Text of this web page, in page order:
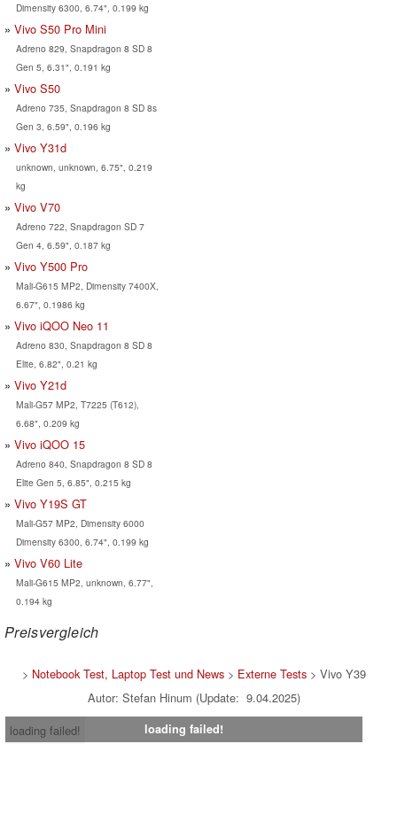
Dimensity 6300, 6.74", 0.199 kg
Vivo S50 Pro Mini
Adreno 829, Snapdragon 8 SD 8
Gen 5, 6.31", 0.191 kg
Vivo S50
Adreno 735, Snapdragon 8 SD 8s
Gen 3, 6.59", 0.196 kg
Vivo Y31d
unknown, unknown, 6.75", 0.219
kg
Vivo V70
Adreno 722, Snapdragon SD 7
Gen 4, 6.59", 0.187 kg
Vivo Y500 Pro
Mali-G615 MP2, Dimensity 7400X,
6.67", 0.1986 kg
Vivo iQOO Neo 11
Adreno 830, Snapdragon 8 SD 8
Elite, 6.82", 0.21 kg
Vivo Y21d
Mali-G57 MP2, T7225 (T612),
6.68", 0.209 kg
Vivo iQOO 15
Adreno 840, Snapdragon 8 SD 8
Elite Gen 5, 6.85", 0.215 kg
Vivo Y19S GT
Mali-G57 MP2, Dimensity 6000
Dimensity 6300, 6.74", 0.199 kg
Vivo V60 Lite
Mali-G615 MP2, unknown, 6.77",
0.194 kg
Preisvergleich
> Notebook Test, Laptop Test und News > Externe Tests > Vivo Y39
Autor: Stefan Hinum (Update: 9.04.2025)
loading failed!
loading failed!